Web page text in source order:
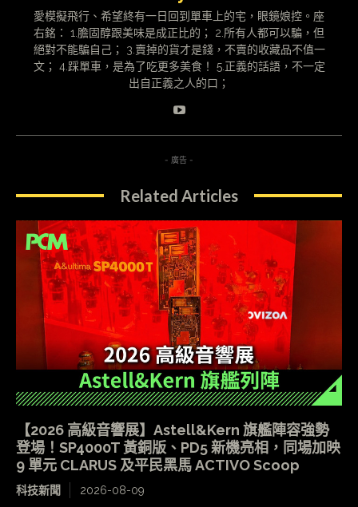
愛模擬飛行、希望終有一日回到單車上的宅，眼鏡娘控。座
右銘： 1.膽固醇跟美味是成正比的； 2.所有人都可以騙，但
絕對不能騙自己； 3.賣掉的貨才是錢，不賣的收藏品不值一
文； 4.踩單車，是為了吃更多美食！ 5.正義的話語，不一定
出自正義之人的口；
- 廣告 -
Related Articles
【2026 高級音響展】Astell&Kern 旗艦陣容強勢
登場！SP4000T 黃銅版、PD5 新機亮相，同場加映
9 單元 CLARUS 及平民黑馬 ACTIVO Scoop
科技新聞 2026-08-09